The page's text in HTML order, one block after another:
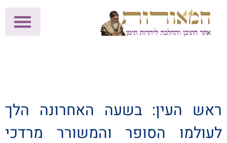
ראש העין: בשעה האחרונה הלך
לעולמו הסופר והמשורר מרדכי